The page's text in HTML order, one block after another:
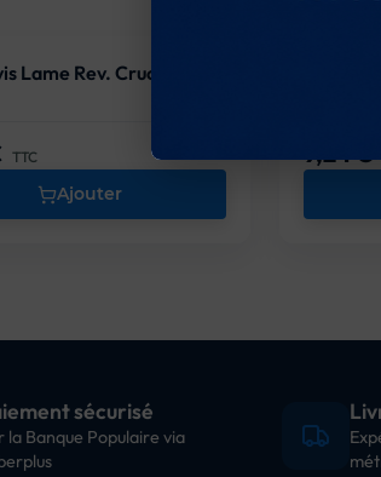
Lame Rev. Cruc. 1.5 /
TTC
Ajouter
9,24 €
sécurisé
la Banque Populaire via